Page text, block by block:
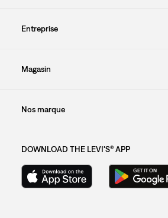
Entreprise
Magasin
Nos marque
DOWNLOAD THE LEVI'S® APP